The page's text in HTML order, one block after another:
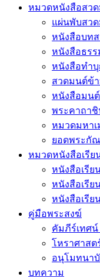
หมวดหนังสือสว
แผ่นพับสว
หนังสือบท
หนังสือธร
หนังสือทำ
สวดมนต์ข้
หนังสือมน
พระคาถา
หมวดมหา
ยอดพระกั
หมวดหนังสือเรีย
หนังสือเรีย
หนังสือเรีย
หนังสือเรีย
คู่มือพระสงฆ์
คัมภีร์เทศ
โหราศาสต
อนุโมทนา
บทความ